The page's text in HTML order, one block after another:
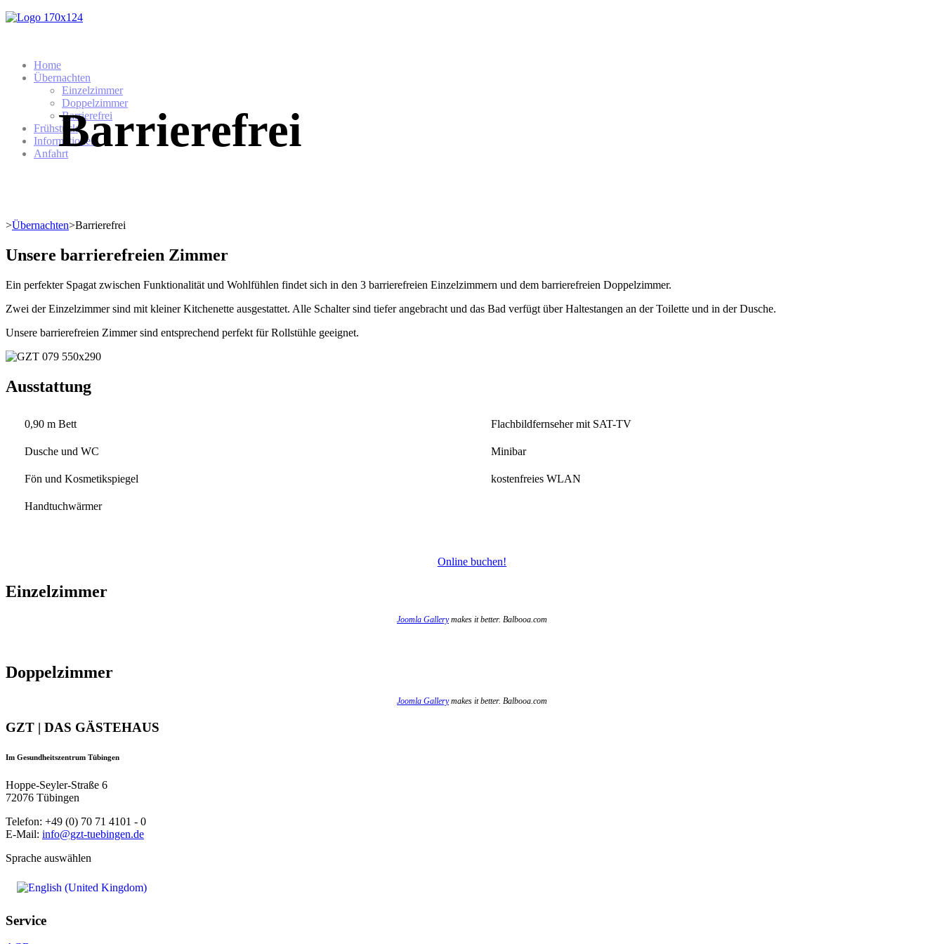
Home
Übernachten
Einzelzimmer
Doppelzimmer
Barrierefrei
Frühstück
Informationen
AnfahrtBarrierefrei
>Übernachten>Barrierefrei
Unsere barrierefreien Zimmer
Ein perfekter Spagat zwischen Funktionalität und Wohlfühlen findet sich in den 3 barrierefreien Einzelzimmern und dem barrierefreien Doppelzimmer.
Zwei der Einzelzimmer sind mit kleiner Kitchenette ausgestattet. Alle Schalter sind tiefer angebracht und das Bad verfügt über Haltestangen an der Toilette und in der Dusche.
Unsere barrierefreien Zimmer sind entsprechend perfekt für Rollstühle geeignet.
Ausstattung
0,90 m Bett Flachbildfernseher mit SAT-TV
Dusche und WC Minibar
Fön und Kosmetikspiegel kostenfreies WLAN
Handtuchwärmer
Online buchen!
Einzelzimmer
Joomla Gallerymakes it better. Balbooa.com
Doppelzimmer
Joomla Gallerymakes it better. Balbooa.com
GZT | DAS GÄSTEHAUS
Im Gesundheitszentrum Tübingen
Hoppe-Seyler-Straße 6
72076 Tübingen
Telefon: +49 (0) 70 71 4101 - 0
E-Mail: info@gzt-tuebingen.de
Sprache auswählen
Service